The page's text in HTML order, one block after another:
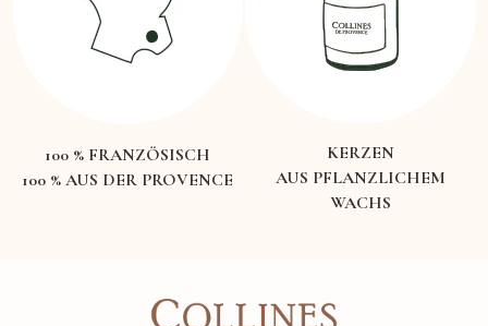
100 % FRANZÖSISCH
100 % AUS DER PROVENCE
KERZEN
AUS PFLANZLICHEM
WACHS